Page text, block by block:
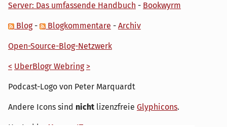
Server: Das umfassende Handbuch - Bookwyrm
Blog- Blogkommentare - Archiv
Open-Source-Blog-Netzwerk
< UberBlogr Webring >
Podcast-Logo von Peter Marquardt
Andere Icons sind nicht lizenzfreie Glyphicons.